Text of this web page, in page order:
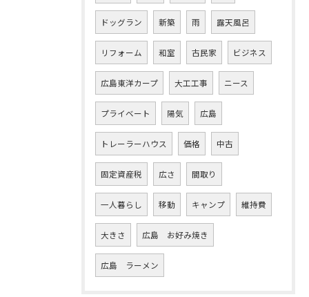
ドッグラン 新築 雨 露天風呂
リフォーム 和室 古民家 ビジネス
広島東洋カープ 大工工事 ニース
プライベート 陽気 広島
トレーラーハウス 価格 中古
固定資産税 広さ 間取り
一人暮らし 移動 キャンプ 維持費
大きさ 広島 お好み焼き
広島 ラーメン